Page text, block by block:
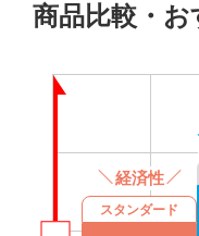
商品比較・
乗用車に
経済性
スタンダード